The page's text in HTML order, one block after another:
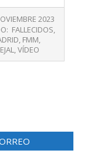
2023
FALLECIDOS,
, FMM,
,VÍDEO